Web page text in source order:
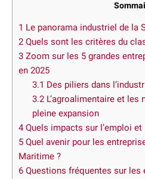
1 Le panorama industriel de la
2 Quels sont les critères du
3 Zoom sur les 5 grandes
en 2025
3.1 Des piliers dans
3.2L’agroalimentaire et les
pleine expansion
4 Quels impacts sur l’emploi
5 Quel avenir pour les
Maritime ?
6 Questions fréquentes sur les